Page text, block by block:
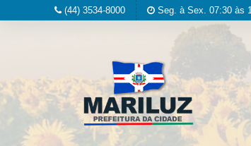
(44) 3534-8000 Seg. à Sex. 07:30 às